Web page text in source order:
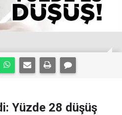
Yüzde 28 düşüş